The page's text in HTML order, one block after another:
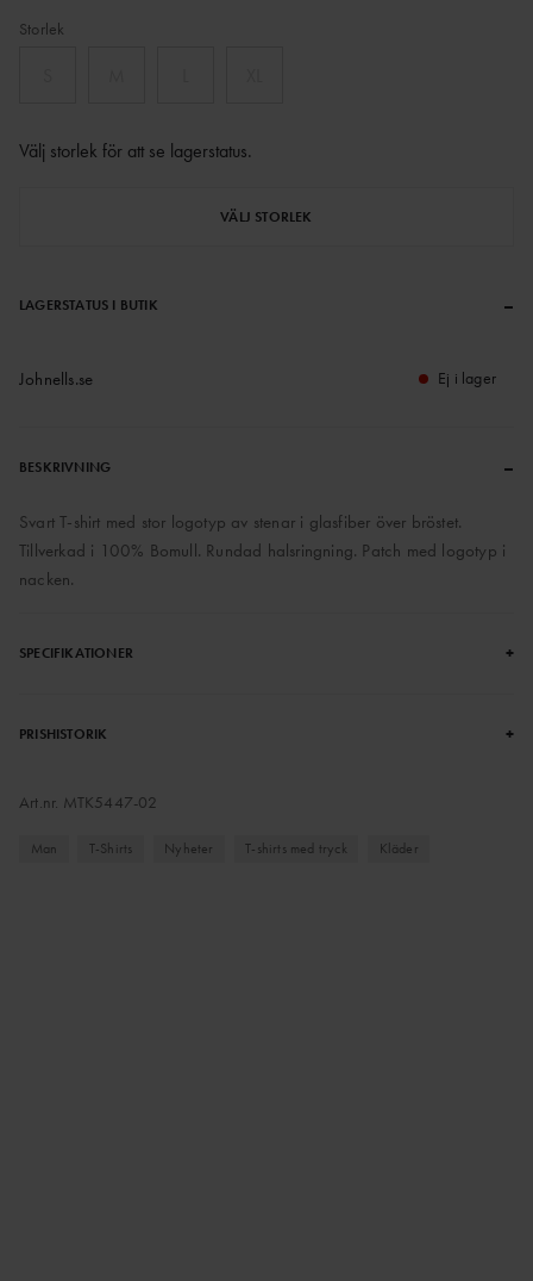
Storlek
Välj storlek för att se lagerstatus.
VÄLJ STORLEK
LAGERSTATUS I BUTIK –
Johnells.se Ej i lager
BESKRIVNING –
Svart T-shirt med stor logotyp av stenar i glasfiber över bröstet.
Tillverkad i 100% Bomull. Rundad halsringning. Patch med logotyp i
nacken.
SPECIFIKATIONER +
PRISHISTORIK +
Art.nr. MTK5447-02
Man T-Shirts Nyheter T-shirts med tryck Kläder